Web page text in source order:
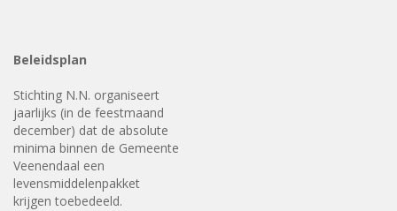
Beleidsplan
Stichting N.N. organiseert
jaarlijks (in de feestmaand
december) dat de absolute
minima binnen de Gemeente
Veenendaal een
levensmiddelenpakket
krijgen toebedeeld.